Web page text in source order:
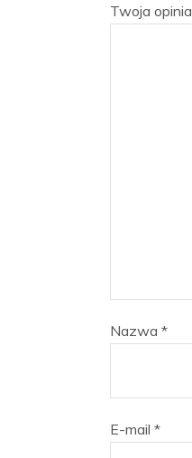
Twoja opinia
Nazwa *
E-mail *